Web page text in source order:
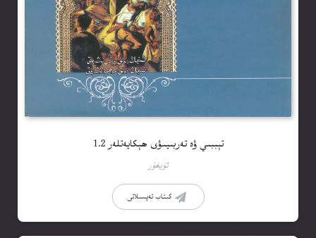
تېببىي ۋە تەربىيىۋى ھېكايەتلەر 1.2
ئۇيغۇر
كىتاب تەپسىلاتى